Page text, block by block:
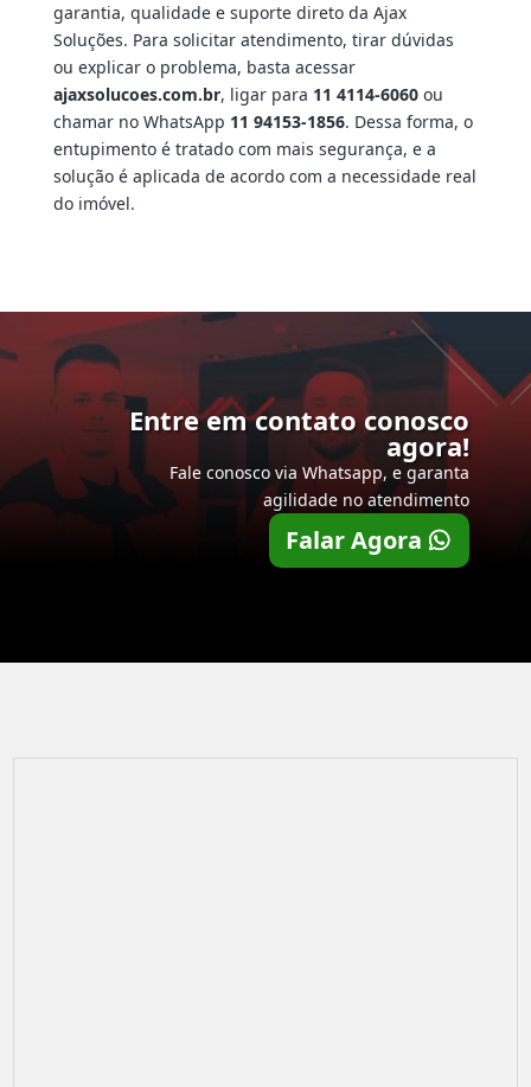
garantia, qualidade e suporte direto da Ajax
Soluções. Para solicitar atendimento, tirar dúvidas
ou explicar o problema, basta acessar
ajaxsolucoes.com.br, ligar para 11 4114-6060ou
chamar no WhatsApp 11 94153-1856. Dessa forma, o
entupimento é tratado com mais segurança, e a
solução é aplicada de acordo com a necessidade real
do imóvel.
Entre em contato conosco
agora!
Fale conosco via Whatsapp, e garanta
agilidade no atendimento
Falar Agora